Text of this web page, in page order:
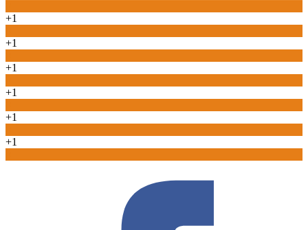
+1
+1
+1
+1
+1
+1